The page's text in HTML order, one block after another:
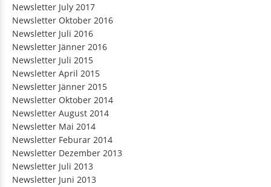
Newsletter July 2017
Newsletter Oktober 2016
Newsletter Juli 2016
Newsletter Jänner 2016
Newsletter Juli 2015
Newsletter April 2015
Newsletter Jänner 2015
Newsletter Oktober 2014
Newsletter August 2014
Newsletter Mai 2014
Newsletter Feburar 2014
Newsletter Dezember 2013
Newsletter Juli 2013
Newsletter Juni 2013